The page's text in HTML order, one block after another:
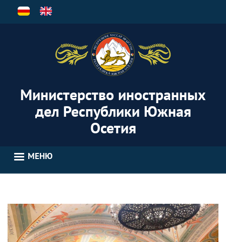
Перейти
Министерство иностранных
дел Республики Южная
Осетия
МЕНЮ